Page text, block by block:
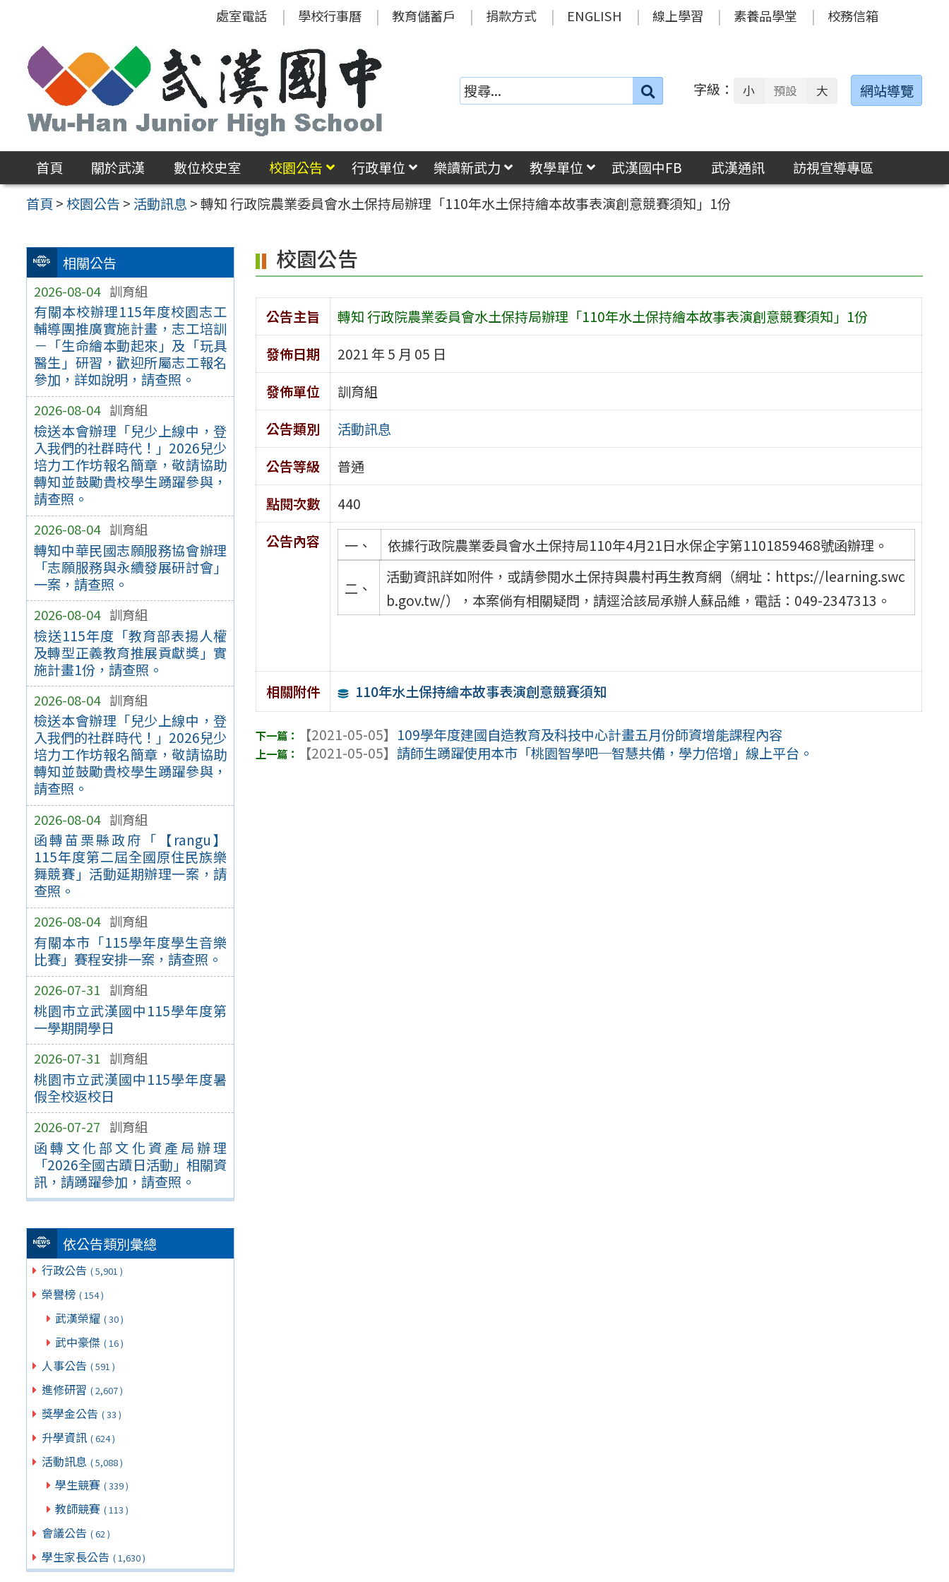
區
處室電話 學校行事曆 教育儲蓄戶 捐款方式 ENGLISH 線上學習 素養品學堂 校務信箱
搜
字級： 小 預設 大 網站導覽
首頁 關於武漢 數位校史室 校園公告 行政單位 樂讀新武力 教學單位 武漢國中FB 武漢通訊
訪視宣導專區
首頁 >校園公告 > 活動訊息 >轉知 行政院農業委員會水土保持局辦理「110年水土保持繪本故事表演創意競賽須知」1份
相關公告
2026-08-04 訓育組
有關本校辦理115年度校園志工
輔導團推廣實施計畫，志工培訓
－「生命繪本動起來」及「玩具
醫生」研習，歡迎所屬志工報名
參加，詳如說明，請查照。
2026-08-04 訓育組
檢送本會辦理「兒少上線中，登
入我們的社群時代！」2026兒少
培力工作坊報名簡章，敬請協助
轉知並鼓勵貴校學生踴躍參與，
請查照。
2026-08-04 訓育組
轉知中華民國志願服務協會辦理
「志願服務與永續發展研討會」
一案，請查照。
2026-08-04 訓育組
檢送115年度「教育部表揚人權
及轉型正義教育推展貢獻獎」實
施計畫1份，請查照。
2026-08-04 訓育組
檢送本會辦理「兒少上線中，登
入我們的社群時代！」2026兒少
培力工作坊報名簡章，敬請協助
轉知並鼓勵貴校學生踴躍參與，
請查照。
2026-08-04 訓育組
函轉苗栗縣政府「【rangu】
115年度第二屆全國原住民族樂
舞競賽」活動延期辦理一案，請
查照。
2026-08-04 訓育組
有關本市「115學年度學生音樂
比賽」賽程安排一案，請查照。
2026-07-31 訓育組
桃園市立武漢國中115學年度第
一學期開學日
2026-07-31 訓育組
桃園市立武漢國中115學年度暑
假全校返校日
2026-07-27 訓育組
函轉文化部文化資產局辦理
「2026全國古蹟日活動」相關資
訊，請踴躍參加，請查照。
依公告類別彙總
行政公告 ( 5,901 )
榮譽榜 ( 154 )
武漢榮耀 ( 30 )
武中豪傑 ( 16 )
人事公告 ( 591 )
進修研習 ( 2,607 )
獎學金公告 ( 33 )
升學資訊 ( 624 )
活動訊息 ( 5,088 )
學生競賽 ( 339 )
教師競賽 ( 113 )
會議公告 ( 62 )
學生家長公告 ( 1,630 )
校園公告
公告主旨
轉知 行政院農業委員會水土保持局辦理「110年水土保持繪本故事表演創意競賽須知」1份
發佈日期
2021 年 5 月 05 日
發佈單位
訓育組
公告類別
活動訊息
公告等級
普通
點閱次數
440
公告內容
一、 依據行政院農業委員會水土保持局110年4月21日水保企字第1101859468號函辦理。
二、
活動資訊詳如附件，或請參閱水土保持與農村再生教育網（網址：https://learning.swc
b.gov.tw/），本案倘有相關疑問，請逕洽該局承辦人蘇品維，電話：049-2347313。
相關附件 110年水土保持繪本故事表演創意競賽須知
【2021-05-05】 109學年度建國自造教育及科技中心計畫五月份師資增能課程內容
【2021-05-05】 請師生踴躍使用本市「桃園智學吧─智慧共備，學力倍增」線上平台。